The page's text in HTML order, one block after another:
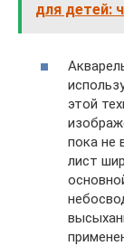
для детей:
этой
пока не
лист